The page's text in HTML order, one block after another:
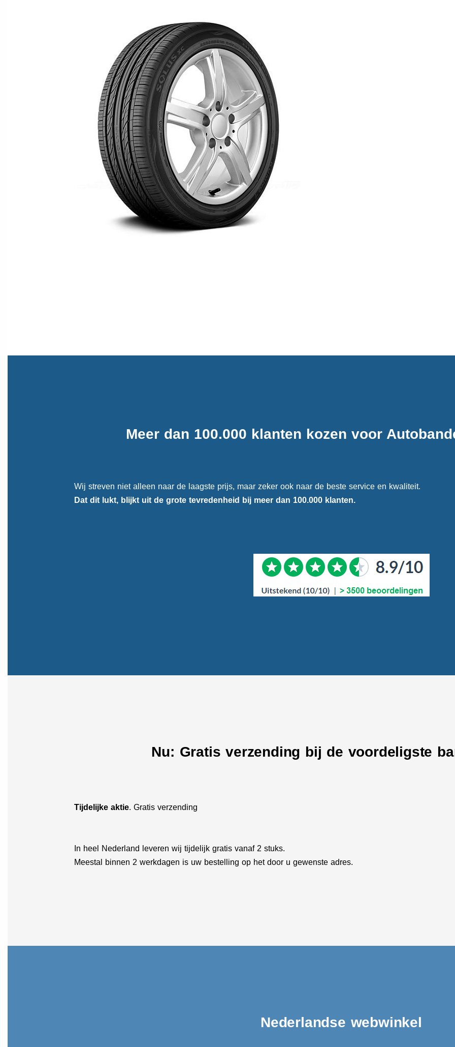
Meer dan 100.000 klanten kozen voor
Wij streven niet alleen naar de laagste prijs, maar zeker ook naar de beste service en kwaliteit.
Dat dit lukt, blijkt uit degrote tevredenheid bij meer dan 100.000 klanten.
Nu: Gratis verzending bij de voordeligste
Tijdelijke aktie. Gratis verzending
In heel Nederland leveren wij tijdelijk gratis vanaf 2 stuks.
Meestal binnen 2 werkdagen is uw bestelling op het door u gewenste adres.
Nederlandse webwinkel